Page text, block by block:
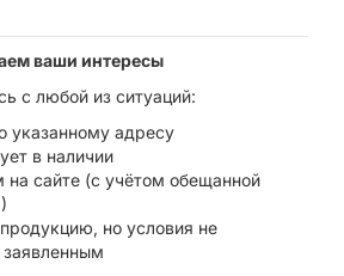
ваши интересы
с любой из ситуаций:
указанному адресу
в наличии
сайте (с учётом обещанной
но условия не
заявленным